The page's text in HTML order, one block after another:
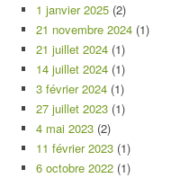
1 janvier 2025 (2)
21 novembre 2024 (1)
21 juillet 2024 (1)
14 juillet 2024 (1)
3 février 2024 (1)
27 juillet 2023 (1)
4 mai 2023 (2)
11 février 2023 (1)
6 octobre 2022 (1)